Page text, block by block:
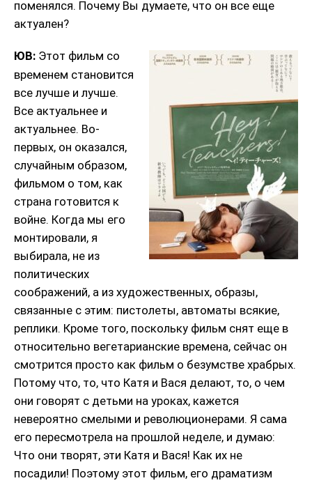
поменялся. Почему Вы думаете, что он все еще
актуален?
ЮВ: Этот фильм со
временем становится
все лучше и лучше.
Все актуальнее и
актуальнее. Во-
первых, он оказался,
случайным образом,
фильмом о том, как
страна готовится к
войне. Когда мы его
монтировали, я
выбирала, не из
политических
соображений, а из художественных, образы,
связанные с этим: пистолеты, автоматы всякие,
реплики. Кроме того, поскольку фильм снят еще в
относительно вегетарианские времена, сейчас он
смотрится просто как фильм о безумстве храбрых.
Потому что, то, что Катя и Вася делают, то, о чем
они говорят с детьми на уроках, кажется
невероятно смелыми и революционерами. Я сама
его пересмотрела на прошлой неделе, и думаю:
Что они творят, эти Катя и Вася! Как их не
посадили! Поэтому этот фильм, его драматизм